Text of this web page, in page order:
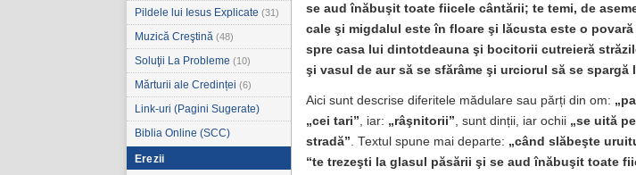
Pildele lui Iesus Explicate (31)
Muzică Creştină (48)
Soluţii La Probleme (10)
Mărturii ale Credinței (6)
Link-uri (Pagini Sugerate)
Biblia Online (SCC)
Erezii
se aud înăbuşit toate fiicele cântării; te temi, de
cale şi migdalul este în floare şi lăcusta este o
spre casa lui dintotdeauna şi bocitorii cutreieră
şi vasul de aur să se sfărâme şi urciorul să se spargă
Aici sunt descrise diferitele mădulare sau părți din om:
„cei tari”, iar: „râşnitorii”, sunt dinții, iar ochii „se uită
stradă”. Textul spune mai departe: „când slăbeşte
“te trezeşti la glasul păsării şi se aud înăbuşit toate